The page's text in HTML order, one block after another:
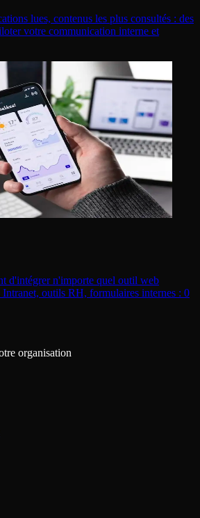
lues, contenus les plus consultés : des
votre communication interne et
d'intégrer n'importe quel outil web
outils RH, formulaires internes : 0
organisation